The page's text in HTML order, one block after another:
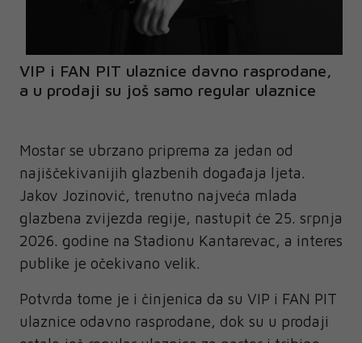
VIP i FAN PIT ulaznice davno rasprodane,
a u prodaji su još samo regular ulaznice
Mostar se ubrzano priprema za jedan od
najiščekivanijih glazbenih događaja ljeta.
Jakov Jozinović, trenutno najveća mlada
glazbena zvijezda regije, nastupit će 25. srpnja
2026. godine na Stadionu Kantarevac, a interes
publike je očekivano velik.
Potvrda tome je i činjenica da su VIP i FAN PIT
ulaznice odavno rasprodane, dok su u prodaji